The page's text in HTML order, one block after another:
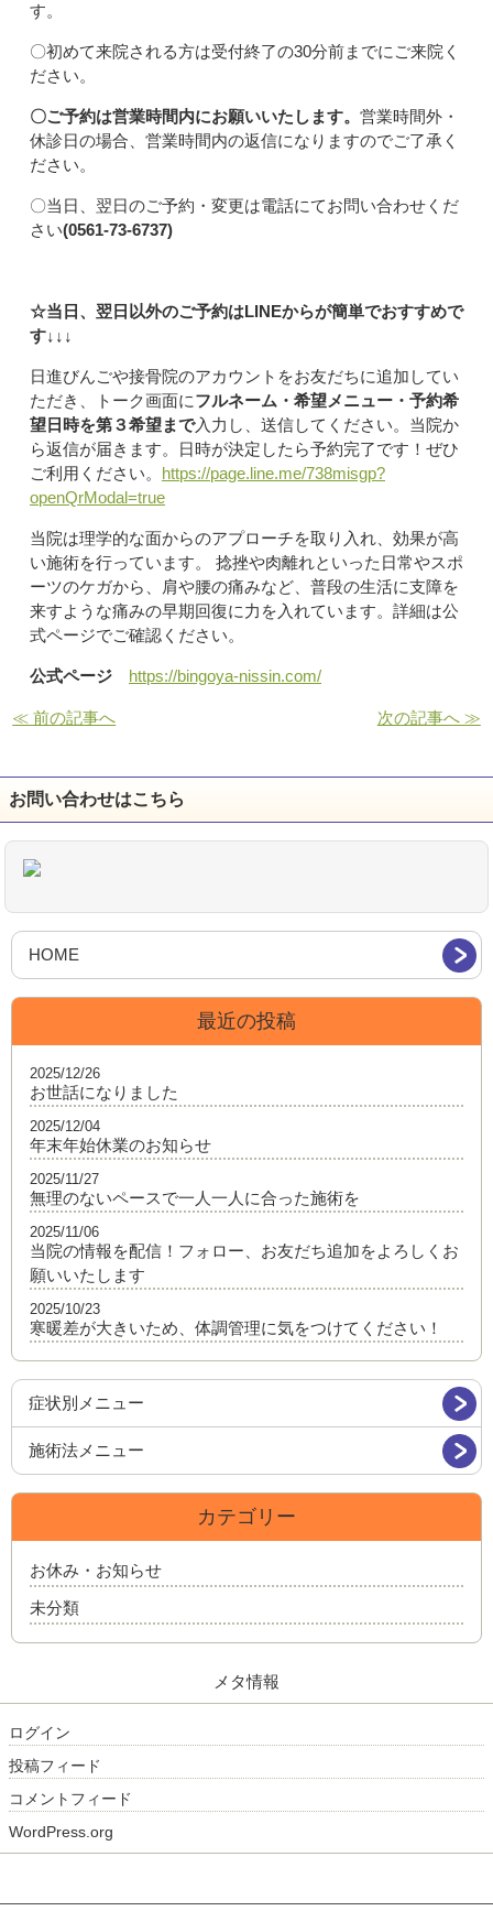
す。
〇初めて来院される方は受付終了の30分前までにご来院く
ださい。
〇ご予約は営業時間内にお願いいたします。 営業時間外・
休診日の場合、営業時間内の返信になりますのでご了承く
ださい。
〇当日、翌日のご予約・変更は電話にてお問い合わせくだ
さい(0561-73-6737)
☆当日、翌日以外のご予約はLINEからが簡単でおすすめで
す↓↓↓
日進びんごや接骨院のアカウントをお友だちに追加してい
ただき、トーク画面にフルネーム・希望メニュー・予約希
望日時を第３希望まで入力し、送信してください。当院か
ら返信が届きます。日時が決定したら予約完了です！ぜひ
ご利用ください。 https://page.line.me/738misgp?
openQrModal=true
当院は理学的な面からのアプローチを取り入れ、効果が高
い施術を行っています。 捻挫や肉離れといった日常やスポ
ーツのケガから、肩や腰の痛みなど、普段の生活に支障を
来すような痛みの早期回復に力を入れています。詳細は公
式ページでご確認ください。
公式ページ https://bingoya-nissin.com/
≪ 前の記事へ 次の記事へ ≫
お問い合わせはこちら
HOME
最近の投稿
お世話になりました
2025/12/26
年末年始休業のお知らせ
2025/12/04
無理のないペースで一人一人に合った施術を
2025/11/27
当院の情報を配信！フォロー、お友だち追加をよろしくお
願いいたします
2025/11/06
寒暖差が大きいため、体調管理に気をつけてください！
2025/10/23
症状別メニュー
施術法メニュー
カテゴリー
お休み・お知らせ
未分類
メタ情報
ログイン
投稿フィード
コメントフィード
WordPress.org